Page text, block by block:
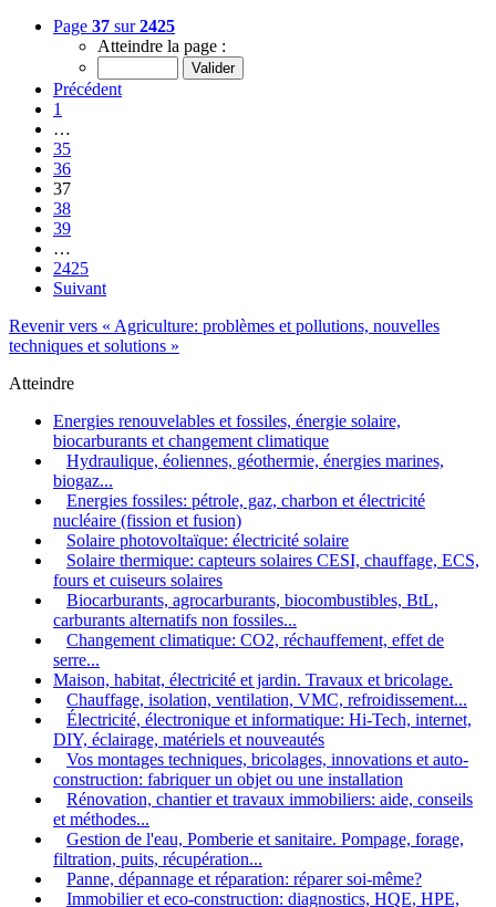
Page 37 sur2425
Atteindre la page :
Précédent
1
…
35
36
37
38
39
…
2425
Suivant
Revenir vers « Agriculture: problèmes et pollutions, nouvelles
techniques et solutions »
Atteindre
Energies renouvelables et fossiles, énergie solaire,
biocarburants et changement climatique
Hydraulique, éoliennes, géothermie, énergies marines,
biogaz...
Energies fossiles: pétrole, gaz, charbon et électricité
nucléaire (fission et fusion)
Solaire photovoltaïque: électricité solaire
Solaire thermique: capteurs solaires CESI, chauffage, ECS,
fours et cuiseurs solaires
Biocarburants, agrocarburants, biocombustibles, BtL,
carburants alternatifs non fossiles...
Changement climatique: CO2, réchauffement, effet de
serre...
Maison, habitat, électricité et jardin. Travaux et bricolage.
Chauffage, isolation, ventilation, VMC, refroidissement...
Électricité, électronique et informatique: Hi-Tech, internet,
DIY, éclairage, matériels et nouveautés
Vos montages techniques, bricolages, innovations et auto-
construction: fabriquer un objet ou une installation
Rénovation, chantier et travaux immobiliers: aide, conseils
et méthodes...
Gestion de l'eau, Pomberie et sanitaire. Pompage, forage,
filtration, puits, récupération...
Panne, dépannage et réparation: réparer soi-même?
Immobilier et eco-construction: diagnostics, HQE, HPE,